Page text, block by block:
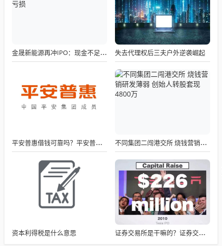
金晟新能源再冲IPO：现金不足4000万 超18亿短债扩张中亏损 失去代理权后三夫户外逆袭崛起
平安普惠借钱可靠吗？平安普惠适合谁 不同集团二闯港交所 烧钱营销研发薄弱 创始人转股套现4800万
资本利得税是什么意思 证券交易所是干嘛的？证券交易所有什么作用